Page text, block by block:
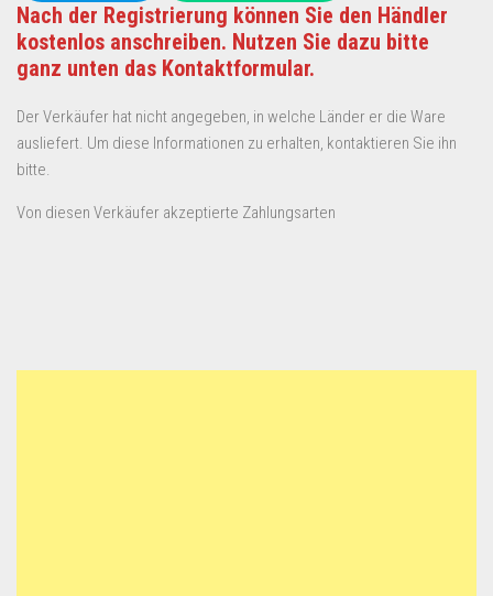
Nach der Registrierung können Sie den Händler
kostenlos anschreiben. Nutzen Sie dazu bitte
ganz unten das Kontaktformular.
Der Verkäufer hat nicht angegeben, in welche Länder er die Ware
ausliefert. Um diese Informationen zu erhalten, kontaktieren Sie ihn
bitte.
Von diesen Verkäufer akzeptierte Zahlungsarten